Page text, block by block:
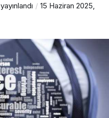
yayınlandı
15 Haziran 2025,